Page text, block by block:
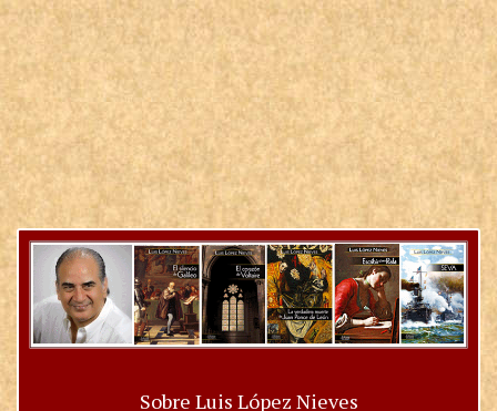
Sobre Luis López Nieves